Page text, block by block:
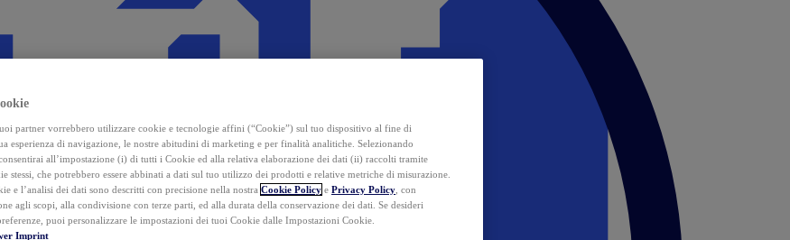
partner vorrebbero utilizzare cookie e tecnologie affini (“Cookie”) sul tuo dispositivo al fine di
esperienza di navigazione, le nostre abitudini di marketing e per finalità analitiche. Selezionando
all’impostazione (i) di tutti i Cookie ed alla relativa elaborazione dei dati (ii) raccolti tramite
stessi, che potrebbero essere abbinati a dati sul tuo utilizzo dei prodotti e relative metriche di misurazione.
e l’analisi dei dati sono descritti con precisione nella nostra Cookie Policy e Privacy Policy , con
agli scopi, alla condivisione con terze parti, ed alla durata della conservazione dei dati. Se desideri
puoi personalizzare le impostazioni dei tuoi Cookie dalle Impostazioni Cookie.
Imprint